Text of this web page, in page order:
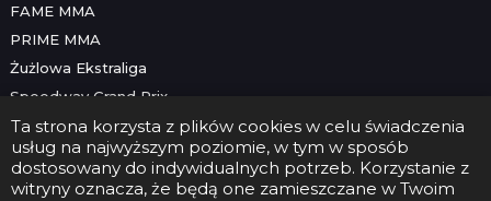
Ta strona korzysta z plików cookies w celu świadczenia
usług na najwyższym poziomie, w tym w sposób
dostosowany do indywidualnych potrzeb. Korzystanie z
witryny oznacza, że będą one zamieszczane w Twoim
FAME MMA
PRIME MMA
Żużlowa Ekstraliga
Speedway Grand Prix
Skoki narciarskie
Copyright © 2026 Futbolwtv.pl